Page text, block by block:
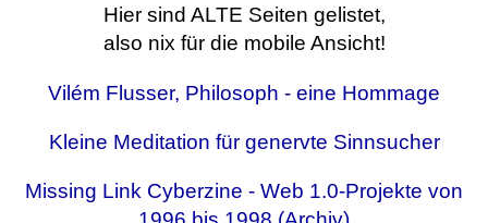
Hier sind ALTE Seiten gelistet,
also nix für die mobile Ansicht!
Vilém Flusser, Philosoph - eine Hommage
Kleine Meditation für genervte Sinnsucher
Missing Link Cyberzine - Web 1.0-Projekte von